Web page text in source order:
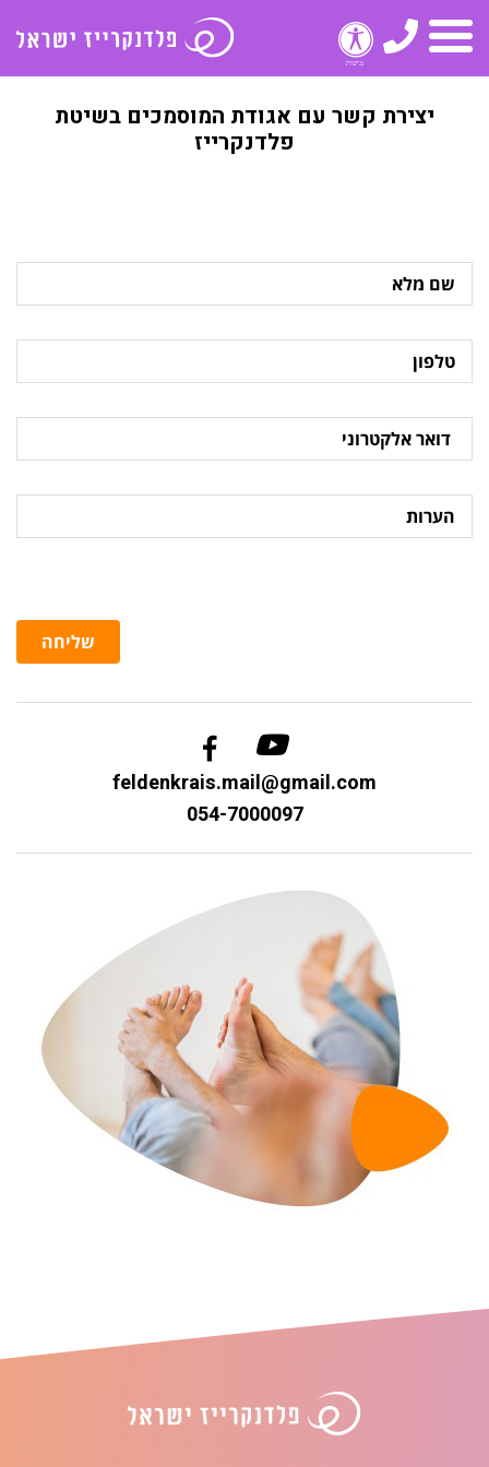
תפריט
טלפון
יצירת קשר עם אגודת המוסמכים בשיטת
פלדנקרייז
מלא
טלפון
אלקטרוני
הערות
שליחה
feldenkrais.mail@gmail.com
054-7000097